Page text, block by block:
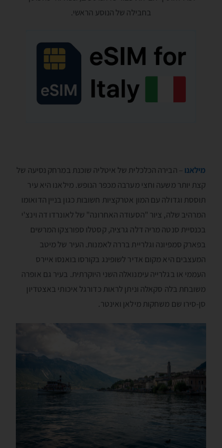
בחבילה של הנוסע הראשי.
מילאנו – הבירה הכלכלית של איטליה שוכנת במרחק נסיעה של
קצת יותר משעה וחצי מערבה מכפר הנופש. מילאנו היא עיר
תוססת וגדולה עם המון אטרקציות חשובות כגון בניין הדואומו
המרהיב שלה, ציור "הסעודה האחרונה" של לאונרדו דה וינצ'י
בכנסיית סנטה מריה דלה גרציה, קסטלו ספורצקו המרשים
בפארק סמפיונה וגלריית בררה לאמנות. העיר של מיטב
המעצבים היא מקום אדיר לשופינג בקורסו בואנסו איירס
העממי או בגלרייה עימנואלה השני היוקרתית. בעיר גם אופרה
משובחת בלה סקאלה וניתן לראות כדורגל איכותי באצטדיון
סן-סירו שם משחקות מילאן ואינטר.